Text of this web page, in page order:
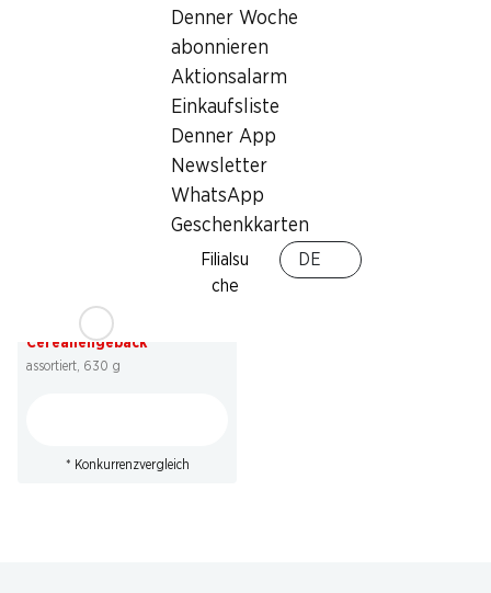
Denner Woche
abonnieren
Aktionsalarm
Einkaufsliste
Denner App
Newsletter
WhatsApp
Geschenkkarten
Filialsu
che
DE
* Nicht mit anderen Gutscheinen,
Roland Petite Pause
Cerealiengebäck
assortiert, 630 g
* Konkurrenzvergleich